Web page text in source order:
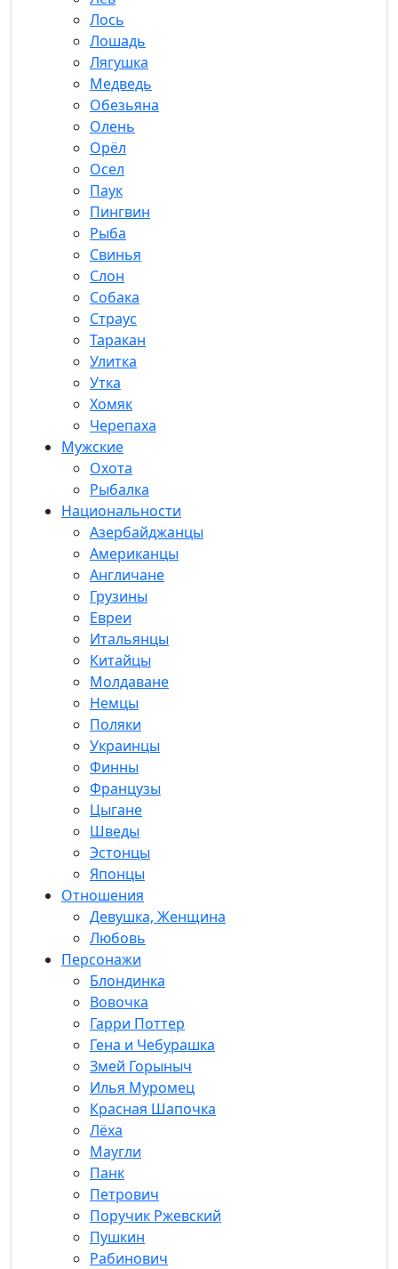
Лось
Лошадь
Лягушка
Медведь
Обезьяна
Олень
Орёл
Осел
Паук
Пингвин
Рыба
Свинья
Слон
Собака
Страус
Таракан
Улитка
Утка
Хомяк
Черепаха
Мужские
Охота
Рыбалка
Национальности
Азербайджанцы
Американцы
Англичане
Грузины
Евреи
Итальянцы
Китайцы
Молдаване
Немцы
Поляки
Украинцы
Финны
Французы
Цыгане
Шведы
Эстонцы
Японцы
Отношения
Девушка, Женщина
Любовь
Персонажи
Блондинка
Вовочка
Гарри Поттер
Гена и Чебурашка
Змей Горыныч
Илья Муромец
Красная Шапочка
Лёха
Маугли
Панк
Петрович
Поручик Ржевский
Пушкин
Рабинович